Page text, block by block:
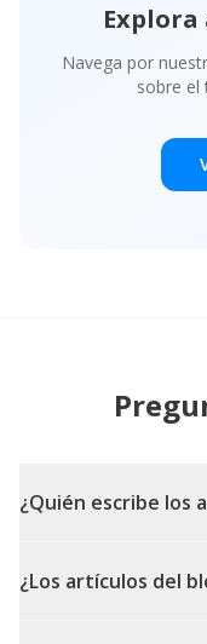
Navega por
sobre el
¿Quién escribe los
¿Los artículos del